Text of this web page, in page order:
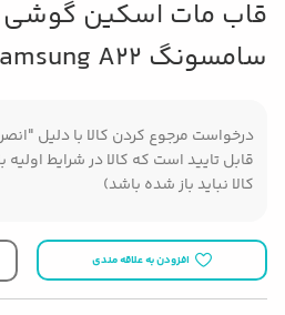
قاب مات اسکین گوشی
سامسونگ Samsung A22
درخواست مرجوع کردن کالا با دلیل
قابل تایید است که کالا در شرایط
کالا نباید باز شده باشد)
افزودن به علاقه مندی